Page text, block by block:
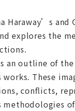
Haraway’s
explores the
outline of the
These
conflicts,
methodologies